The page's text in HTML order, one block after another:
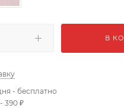
В
- бесплатно
390 ₽